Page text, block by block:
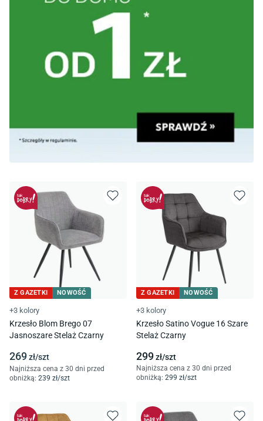
Z GAZETKI NOWOŚĆ
+3 kolory
Krzesło Blom Brego 07
Jasnoszare Stelaż Czarny
269zł/szt
Najniższa cena z 30 dni przed
obniżką: 239 zł/szt
Z GAZETKI NOWOŚĆ
+3 kolory
Krzesło Satino Vogue 16 Szare
Stelaż Czarny
299zł/szt
Najniższa cena z 30 dni przed
obniżką: 299 zł/szt